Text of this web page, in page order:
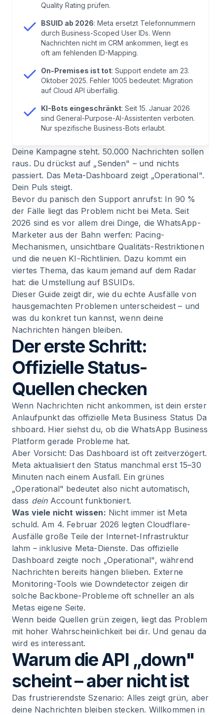
Fazit: Meistens bist du das Problem (und das ist
gut so)
Häufige Fragen zum WhatsApp API Status
Quality Rating prüfen.
BSUID ab 2026: Meta ersetzt Telefonnummern
durch Business-Scoped User IDs. Wenn
Nachrichten nicht im CRM ankommen, liegt es
oft am fehlenden ID-Mapping.
On-Premises ist tot: Support endete am 23.
Oktober 2025. Fehler 1005 bedeutet: Migration
auf Cloud API überfällig.
KI-Bots eingeschränkt: Seit 15. Januar 2026
sind General-Purpose-AI-Assistenten verboten.
Nur spezifische Business-Bots erlaubt.
Deine Kampagne steht. 50.000 Nachrichten sollen
raus. Du drückst auf „Senden" – und nichts
passiert. Das Meta-Dashboard zeigt „Operational".
Dein Puls steigt.
Bevor du panisch den Support anrufst: In 90 %
der Fälle liegt das Problem nicht bei Meta. Seit
2026 sind es vor allem drei Dinge, die WhatsApp-
Marketer aus der Bahn werfen: Pacing-
Mechanismen, unsichtbare Qualitäts-Restriktionen
und die neuen KI-Richtlinien. Dazu kommt ein
viertes Thema, das kaum jemand auf dem Radar
hat: die Umstellung auf BSUIDs.
Dieser Guide zeigt dir, wie du echte Ausfälle von
hausgemachten Problemen unterscheidest – und
was du konkret tun kannst, wenn deine
Nachrichten hängen bleiben.
Der erste Schritt:
Offizielle Status-
Quellen checken
Wenn Nachrichten nicht ankommen, ist dein erster
Anlaufpunkt das offizielle Meta Business Status Da
shboard. Hier siehst du, ob die WhatsApp Business
Platform gerade Probleme hat.
Aber Vorsicht: Das Dashboard ist oft zeitverzögert.
Meta aktualisiert den Status manchmal erst 15–30
Minuten nach einem Ausfall. Ein grünes
„Operational" bedeutet also nicht automatisch,
dass deinAccount funktioniert.
Was viele nicht wissen: Nicht immer ist Meta
schuld. Am 4. Februar 2026 legten Cloudflare-
Ausfälle große Teile der Internet-Infrastruktur
lahm – inklusive Meta-Dienste. Das offizielle
Dashboard zeigte noch „Operational", während
Nachrichten bereits hängen blieben. Externe
Monitoring-Tools wie Downdetector zeigen dir
solche Backbone-Probleme oft schneller an als
Metas eigene Seite.
Wenn beide Quellen grün zeigen, liegt das Problem
mit hoher Wahrscheinlichkeit bei dir. Und genau da
wird es interessant.
Warum die API „down"
scheint – aber nicht ist
Das frustrierendste Szenario: Alles zeigt grün, aber
deine Nachrichten bleiben stecken. Willkommen in